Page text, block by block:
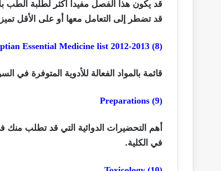
قد يكون هذا الفصل مفيداً أكثر لطلبة الطب
قد تضطر إلى التعامل معها أو على الأقل
(8)
Essential Medicine list 2012-2013
قائمة بالمواد الفعالة للأدوية المتوفرة في السوق
(9)
Preparations
أهم التحضيرات الدوائية التي قد تطلب
في الكلية.